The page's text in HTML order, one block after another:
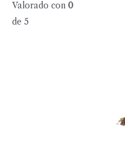
Valorado con 0
de 5